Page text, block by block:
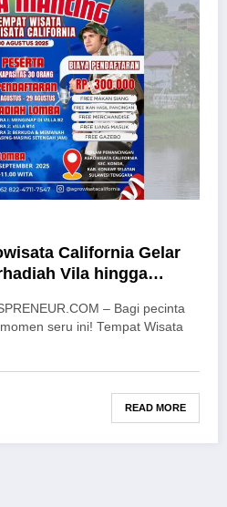
California Gelar
Vila hingga
– Bagi pecinta
seru ini! Tempat Wisata
READ MORE